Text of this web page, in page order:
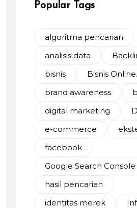
Popular Tags
algoritma pencarian
analisis data
bisnis
Bisnis Online.
brand awareness
digital marketing
e-commerce
facebook
Google Search Console
hasil pencarian
identitas merek